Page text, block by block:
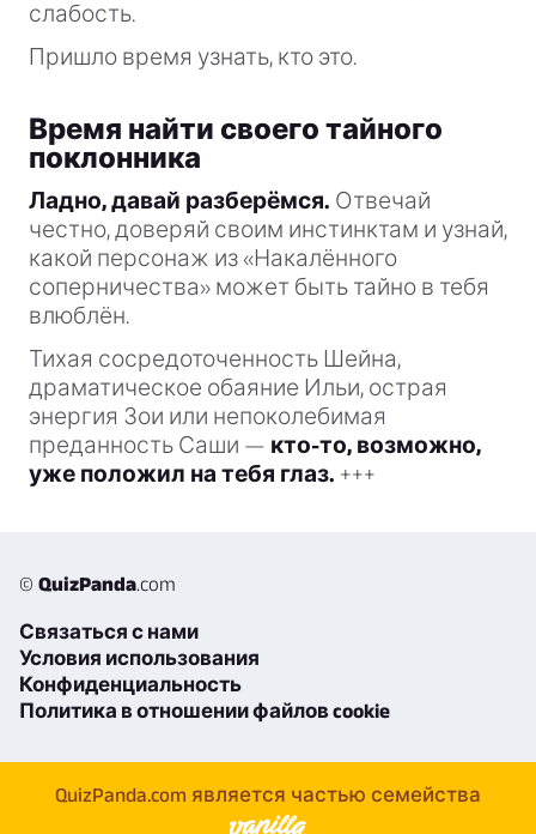
слабость.
Пришло время узнать, кто это.
Время найти своего тайного
поклонника
Ладно, давай разберёмся. Отвечай
честно, доверяй своим инстинктам и узнай,
какой персонаж из «Накалённого
соперничества» может быть тайно в тебя
влюблён.
Тихая сосредоточенность Шейна,
драматическое обаяние Ильи, острая
энергия Зои или непоколебимая
преданность Саши — кто-то, возможно,
уже положил на тебя глаз. +++
© QuizPanda.com
Связаться с нами
Условия использования
Конфиденциальность
Политика в отношении файлов cookie
QuizPanda.com является частью семейства